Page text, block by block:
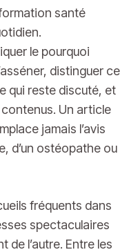
santé
le pourquoi
distinguer ce
qui reste discuté, et
Un article
jamais l’avis
d’un ostéopathe ou
fréquents dans
spectaculaires
de l’autre. Entre les